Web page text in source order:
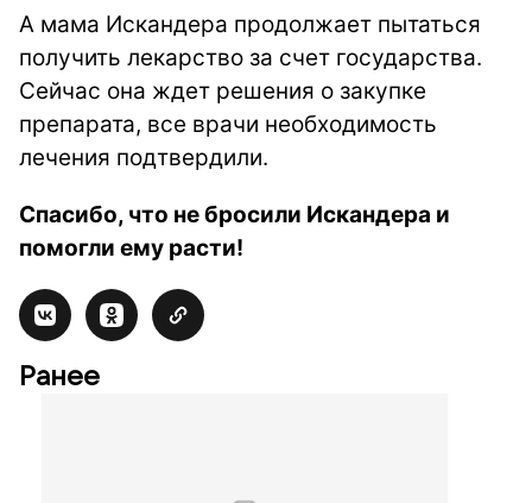
А мама Искандера продолжает пытаться
получить лекарство за счет государства.
Сейчас она ждет решения о закупке
препарата, все врачи необходимость
лечения подтвердили.
Спасибо, что не бросили Искандера и
помогли ему расти!
Ранее